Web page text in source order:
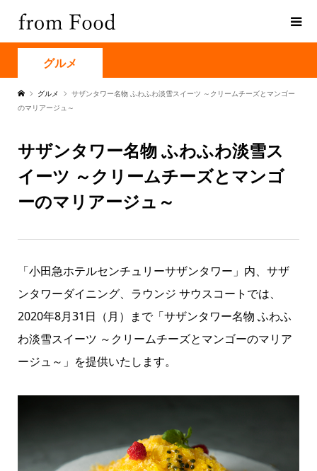
グルメ
グルメ
サザンタワー名物 ふわふわ淡雪スイーツ ～クリームチーズとマンゴー
のマリアージュ～
サザンタワー名物 ふわふわ淡雪ス
イーツ ～クリームチーズとマンゴ
ーのマリアージュ～
「小田急ホテルセンチュリーサザンタワー」内、サザ
ンタワーダイニング、ラウンジ サウスコートでは、
2020年8月31日（月）まで「サザンタワー名物 ふわふ
わ淡雪スイーツ ～クリームチーズとマンゴーのマリア
ージュ～」を提供いたします。